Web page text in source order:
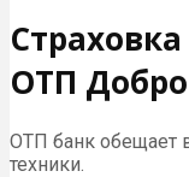
ОТП Добро
ОТП банк обещает
техники.